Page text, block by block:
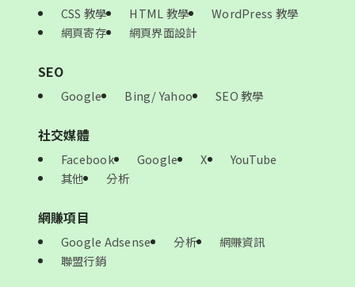
CSS 教學 HTML 教學
WordPress 教學
網頁寄存
網頁界面設計
SEO
Google Bing/ Yahoo SEO 教學
社交媒體
Facebook Google X
YouTube
其他
分析
網賺項目
Google Adsense 分析
網賺資訊
聯盟行銷